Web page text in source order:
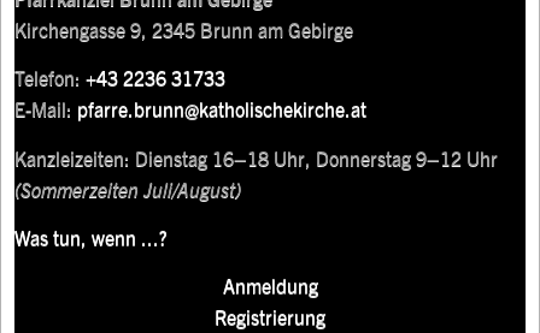
Kirchengasse 9, 2345 Brunn am Gebirge
Telefon:+43 2236 31733
E-Mail: pfarre.brunn@katholischekirche.at
Kanzleizeiten: Dienstag 16–18 Uhr, Donnerstag 9–12 Uhr
(Sommerzeiten Juli/August)
Was tun, wenn ...?
Anmeldung
Registrierung